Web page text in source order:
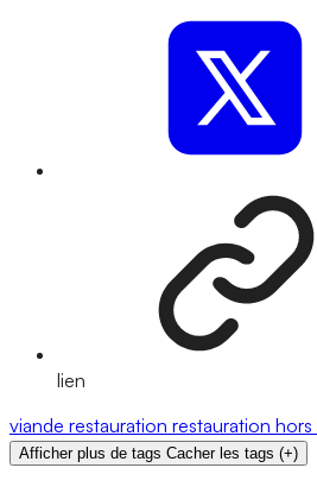
lien
viande restauration restauration
Afficher plus de tags Cacher les tags (+)